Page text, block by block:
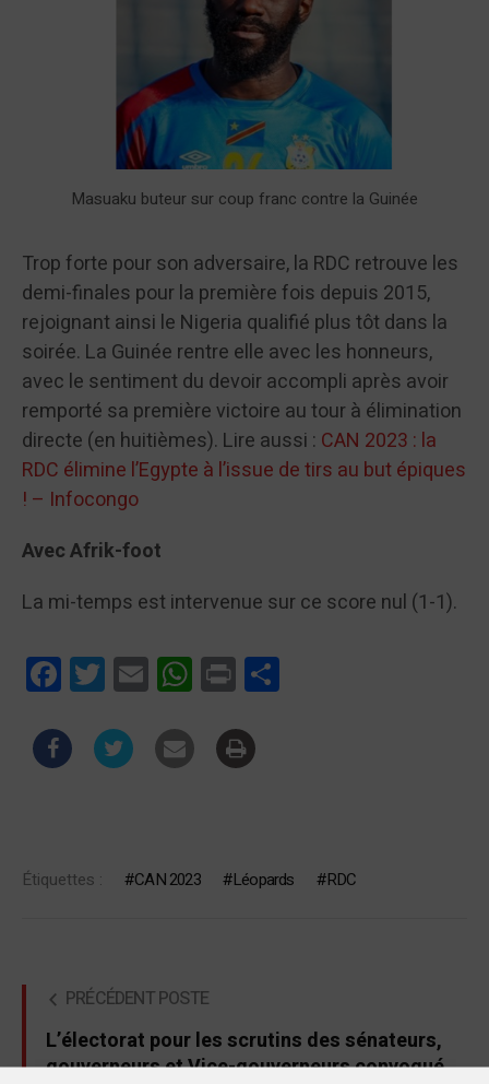
Masuaku buteur sur coup franc contre la Guinée
Trop forte pour son adversaire, la RDC retrouve les
demi-finales pour la première fois depuis 2015,
rejoignant ainsi le Nigeria qualifié plus tôt dans la
soirée. La Guinée rentre elle avec les honneurs,
avec le sentiment du devoir accompli après avoir
remporté sa première victoire au tour à élimination
directe (en huitièmes). Lire aussi : CAN 2023 : la
RDC élimine l’Egypte à l’issue de tirs au but épiques
! – Infocongo
Avec Afrik-foot
La mi-temps est intervenue sur ce score nul (1-1).
FacebookTwitterEmail WhatsApp
Print
Étiquettes : CAN 2023 Léopards RDC
PRÉCÉDENT POSTE
L’électorat pour les scrutins des sénateurs,
gouverneurs et Vice-gouverneurs convoqué